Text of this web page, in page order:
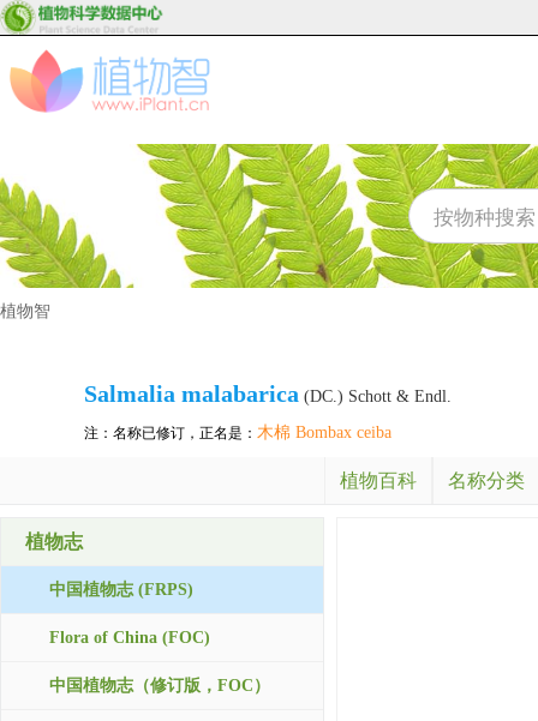
植物智
Salmalia malabarica (DC.) Schott & Endl.
注：名称已修订，正名是： 木棉 Bombax ceiba
植物百科 名称分类
植物志
中国植物志 (FRPS)
Flora of China (FOC)
中国植物志（修订版，FOC）